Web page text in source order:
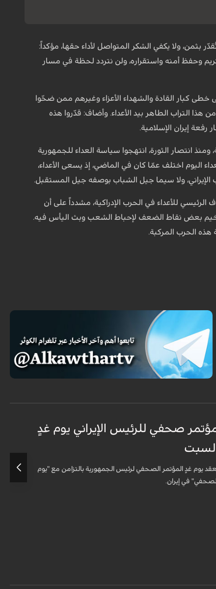
بثمن، ولا يكفي الشكر المتواصل لأداء حقها، مؤكداً:
وحفظ أمنه واستقراره، ولن نتردد لحظة في مسار
كبار القادة والشهداء الأعزاء وغيرهم ممن ضحّوا
هذا التراب الطاهر بيد الأعداء. وأضاف: قدّروا هذه
رفعة إيران الإسلامية.
ومنذ انتصار الثورة، انتهجوا سياسة العداء للجمهورية
اليوم اختلف عمّا كان في الماضي، إذ يسعى الأعداء،
الإيراني، ولا سيما جيل الشباب بوصفه جيل المستقبل.
للأعداء في الحرب الإدراكية، مشدداً على أن
تضخيم بعض نقاط الضعف لإحباط الشعب وبث اليأس فيه.
الحرب المركبة.
صحفي للرئيس الإيراني يوم غدٍ
السبت
يوم غدٍ المؤتمر الصحفي لرئيس الجمهورية بالتزامن مع "يوم
في إيران.